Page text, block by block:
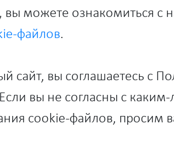
сенсоров
стабильность.
архива прямо с главной
BBU-контроллерам в
можете ознакомиться с
файлов.
сайт, вы соглашаетесь с
вы не согласны с
cookie-файлов, просим